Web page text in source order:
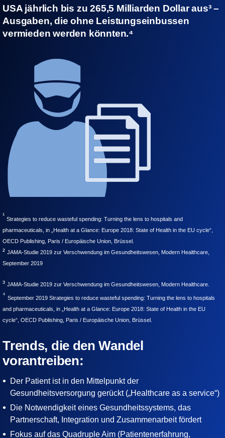
USA jährlich bis zu 265,5 Milliarden Dollar aus³–
Ausgaben, die ohne Leistungseinbussen
vermieden werden könnten.⁴
¹ Strategies to reduce wasteful spending: Turning the lens to hospitals and
pharmaceuticals, in „Health at a Glance: Europe 2018: State of Health in the EU cycle“,
OECD Publishing, Paris / Europäische Union, Brüssel.
²JAMA-Studie 2019 zur Verschwendung im Gesundheitswesen, Modern Healthcare,
September 2019
³JAMA-Studie 2019 zur Verschwendung im Gesundheitswesen, Modern Healthcare.
⁴ September 2019 Strategies to reduce wasteful spending: Turning the lens to hospitals
and pharmaceuticals, in „Health at a Glance: Europe 2018: State of Health in the EU
cycle“, OECD Publishing, Paris / Europäische Union, Brüssel.
Trends, die den Wandel
vorantreiben:
Der Patient ist in den Mittelpunkt der
Gesundheitsversorgung gerückt („Healthcare as a service“)
Die Notwendigkeit eines Gesundheitssystems, das
Partnerschaft, Integration und Zusammenarbeit fördert
Fokus auf das Quadruple Aim (Patientenerfahrung,